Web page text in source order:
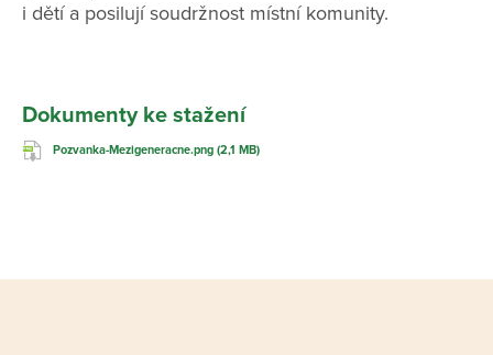
i dětí a posilují soudržnost místní komunity.
Dokumenty ke stažení
Pozvanka-Mezigeneracne.png (2,1 MB)